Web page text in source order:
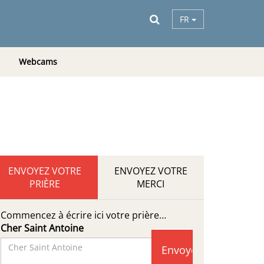
FR
Webcams
ENVOYEZ VOTRE
PRIÈRE
ENVOYEZ VOTRE
MERCI
Commencez à écrire ici votre prière…
Cher Saint Antoine